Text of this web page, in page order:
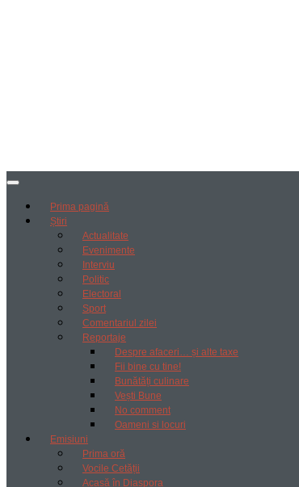
Prima pagină
Știri
Actualitate
Evenimente
Interviu
Politic
Electoral
Sport
Comentariul zilei
Reportaje
Despre afaceri… și alte taxe
Fii bine cu tine!
Bunătăți culinare
Vești Bune
No comment
Oameni si locuri
Emisiuni
Prima oră
Vocile Cetății
Acasă în Diaspora